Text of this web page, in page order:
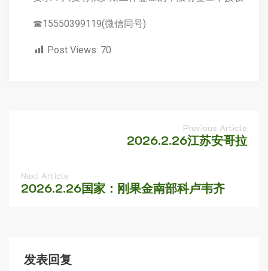
☎15550399119(微信同号)
Post Views: 70
Previous Article
2026.2.26江苏安哥拉
Next Article
2026.2.26国家：刚果金南部科卢韦齐
发表回复